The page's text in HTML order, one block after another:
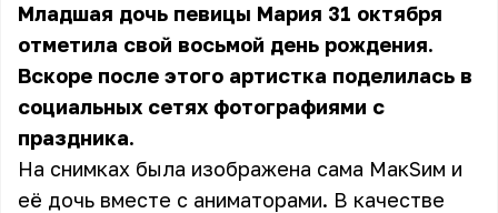
Младшая дочь певицы Мария 31 октября
отметила свой восьмой день рождения.
Вскоре после этого артистка поделилась в
социальных сетях фотографиями с
праздника.
На снимках была изображена сама МакSим и
её дочь вместе с аниматорами. В качестве